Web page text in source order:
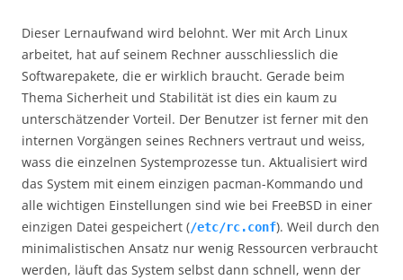
Dieser Lernaufwand wird belohnt. Wer mit Arch Linux
arbeitet, hat auf seinem Rechner ausschliesslich die
Softwarepakete, die er wirklich braucht. Gerade beim
Thema Sicherheit und Stabilität ist dies ein kaum zu
unterschätzender Vorteil. Der Benutzer ist ferner mit den
internen Vorgängen seines Rechners vertraut und weiss,
wass die einzelnen Systemprozesse tun. Aktualisiert wird
das System mit einem einzigen pacman-Kommando und
alle wichtigen Einstellungen sind wie bei FreeBSD in einer
einzigen Datei gespeichert (/etc/rc.conf). Weil durch den
minimalistischen Ansatz nur wenig Ressourcen verbraucht
werden, läuft das System selbst dann schnell, wenn der